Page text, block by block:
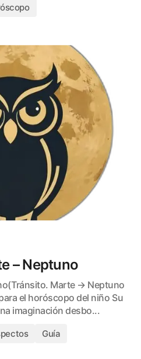
– Neptuno
Marte → Neptuno
el horóscopo del niño Su
imaginación desbo...
Guía